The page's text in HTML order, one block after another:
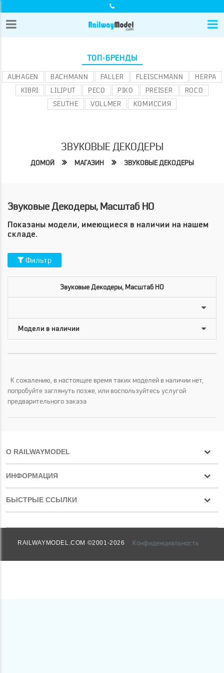
ТОП-БРЕНДЫ
AUHAGEN BACHMANN FALLER FLEISCHMANN
HERPA
KIBRI
LILIPUT PECO PIKO PREISER
ROCO
SEUTHE
VOLLMER КОМИССИЯ
ЗВУКОВЫЕ ДЕКОДЕРЫ
ДОМОЙ МАГАЗИН ЗВУКОВЫЕ ДЕКОДЕРЫ
Звуковые Декодеры, Масштаб HO
Показаны модели, имеющиеся в наличии на нашем
складе.
Фильтр
Звуковые Декодеры, Масштаб HO
К сожалению, в настоящее время таких моделей в наличии нет,
попробуйте заглянуть позже, или воспользуйтесь услугой
предварительного заказа
О RAILWAYMODEL
ИНФОРМАЦИЯ
БЫСТРЫЕ ССЫЛКИ
RAILWAYMODEL.COM ©2001-2026 Конфиденциальность